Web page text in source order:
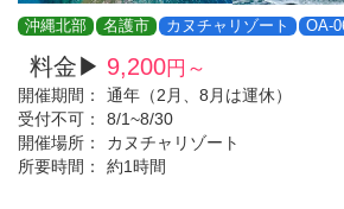
沖縄北部 名護市 カヌチャリゾート OA-
料金▶ 9,200円～
開催期間：
通年（2月、8月は運休）
受付不可：
8/1~8/30
開催場所：
カヌチャリゾート
所要時間：
約1時間